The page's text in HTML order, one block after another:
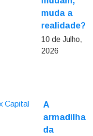
muda a
realidade?
10 de Julho,
2026
A
armadilha
da